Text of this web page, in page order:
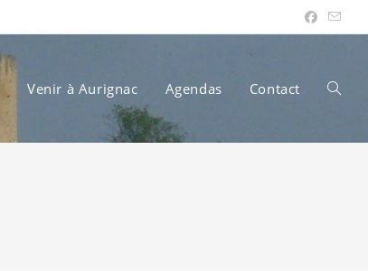
Venir à Aurignac Agendas Contact Toggle